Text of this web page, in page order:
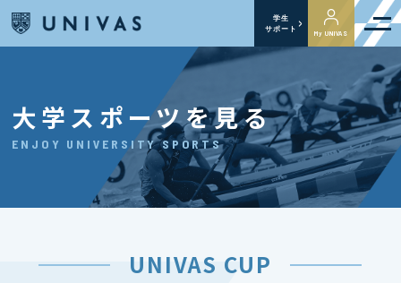
学生
サポート
My UNIVAS
大学スポーツを見る
ENJOY UNIVERSITY SPORTS
UNIVAS CUP